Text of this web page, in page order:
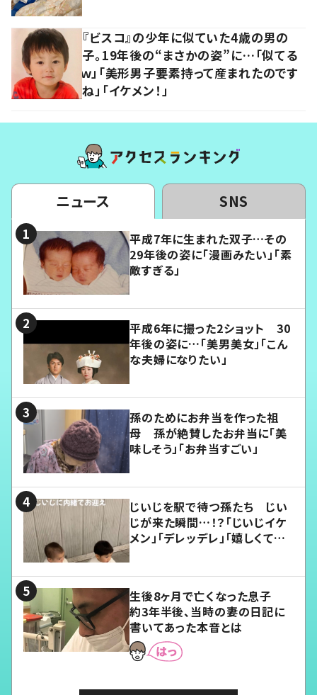
『ビスコ』の少年に似ていた4歳の男の
子。19年後の“まさかの姿”に…「似てる
ｗ」「美形男子要素持って産まれたのです
ね」「イケメン！」
ニュース SNS
平成7年に生まれた双子…その
29年後の姿に「漫画みたい」「素
敵すぎる」
平成6年に撮った2ショット 30
年後の姿に…「美男美女」「こん
な夫婦になりたい」
孫のためにお弁当を作った祖
母 孫が絶賛したお弁当に「美
味しそう」「お弁当すごい」
じいじを駅で待つ孫たち じい
じが来た瞬間…！？「じいじイケ
メン」「デレッデレ」「嬉しくて可
生後8ヶ月で亡くなった息子
約3年半後、当時の妻の日記に
書いてあった本音とは